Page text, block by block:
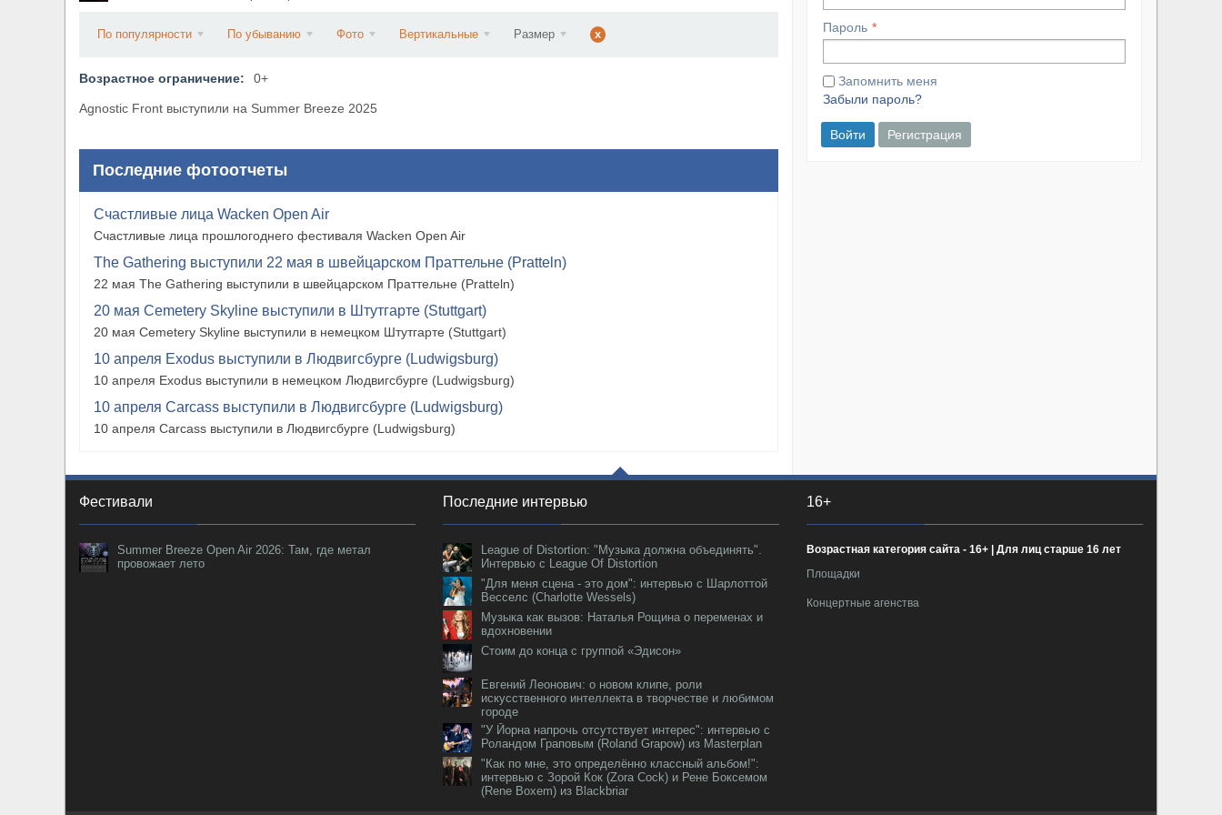
По популярности По убыванию Фото Вертикальные Размер x
Возрастное ограничение: 0+
Agnostic Front выступили на Summer Breeze 2025
Последние фотоотчеты
Счастливые лица Wacken Open Air
Счастливые лица прошлогоднего фестиваля Wacken Open Air
The Gathering выступили 22 мая в швейцарском Праттельне (Pratteln)
22 мая The Gathering выступили в швейцарском Праттельне (Pratteln)
20 мая Cemetery Skyline выступили в Штутгарте (Stuttgart)
20 мая Cemetery Skyline выступили в немецком Штутгарте (Stuttgart)
10 апреля Exodus выступили в Людвигсбурге (Ludwigsburg)
10 апреля Exodus выступили в немецком Людвигсбурге (Ludwigsburg)
10 апреля Carcass выступили в Людвигсбурге (Ludwigsburg)
10 апреля Carcass выступили в Людвигсбурге (Ludwigsburg)
Пароль
Запомнить меня
Забыли пароль?
Войти Регистрация
Фестивали
Summer Breeze Open Air 2026: Там, где метал
провожает лето
Последние интервью
League of Distortion: "Музыка должна объединять".
Интервью с League Of Distortion
"Для меня сцена - это дом": интервью с Шарлоттой
Весселс (Charlotte Wessels)
Музыка как вызов: Наталья Рощина о переменах и
вдохновении
Стоим до конца с группой «Эдисон»
Евгений Леонович: о новом клипе, роли
искусственного интеллекта в творчестве и любимом
городе
"У Йорна напрочь отсутствует интерес": интервью с
Роландом Граповым (Roland Grapow) из Masterplan
"Как по мне, это определённо классный альбом!":
интервью с Зорой Кок (Zora Cock) и Рене Боксемом
(Rene Boxem) из Blackbriar
16+
Возрастная категория сайта - 16+ | Для лиц старше 16 лет
Площадки
Концертные агенства